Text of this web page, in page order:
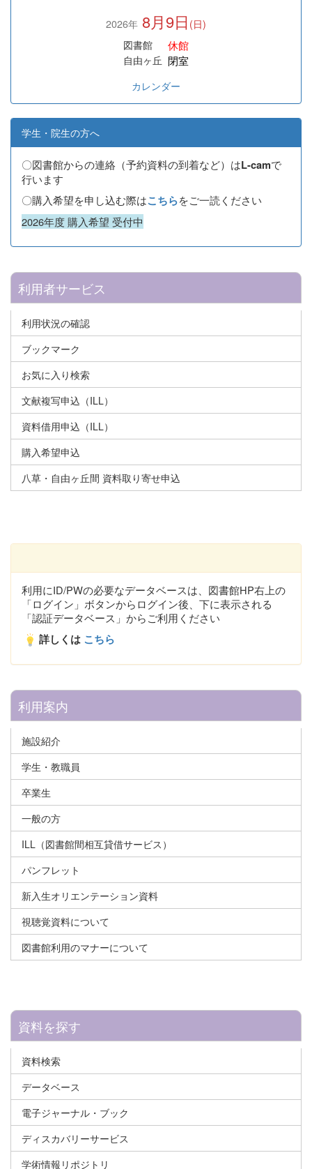
2026年 8月9日 (日)
図書館
休館
自由ヶ丘 閉室
カレンダー
学生・院生の方へ
〇図書館からの連絡（予約資料の到着など）はL-camで
行います
〇購入希望を申し込む際はこちらをご一読ください
2026年度 購入希望 受付中
利用者サービス
利用状況の確認
ブックマーク
お気に入り検索
文献複写申込（ILL）
資料借用申込（ILL）
購入希望申込
八草・自由ヶ丘間 資料取り寄せ申込
利用にID/PWの必要なデータベースは、図書館HP右上の
「ログイン」ボタンからログイン後、下に表示される
「認証データベース」からご利用ください
詳しくは こちら
利用案内
施設紹介
学生・教職員
卒業生
一般の方
ILL（図書館間相互貸借サービス）
パンフレット
新入生オリエンテーション資料
視聴覚資料について
図書館利用のマナーについて
資料を探す
資料検索
データベース
電子ジャーナル・ブック
ディスカバリーサービス
学術情報リポジトリ